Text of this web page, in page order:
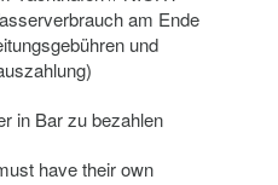
am Ende
und
in Bar zu bezahlen
have their own